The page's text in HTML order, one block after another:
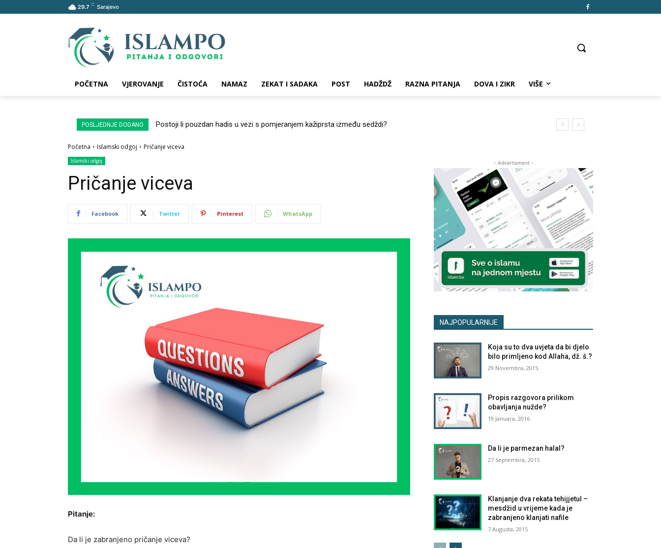
29.7 C Sarajevo
POČETNA VJEROVANJE ČISTOĆA NAMAZ ZEKAT I SADAKA POST HADŽDŽ RAZNA PITANJA DOVA I ZIKR VIŠE
POSLJEDNJE DODANO Postoji li pouzdan hadis u vezi s pomjeranjem kažiprsta između sedždi?
Početna Islamski odgoj Pričanje viceva
Islamski odgoj
Pričanje viceva
Facebook Twitter Pinterest WhatsApp
Pitanje:
Da li je zabranjeno pričanje viceva?
- Advertisment -
NAJPOPULARNIJE
Koja su to dva uvjeta da bi djelo
bilo primljeno kod Allaha, dž. š.?
29 Novembra, 2015
Propis razgovora prilikom
obavljanja nužde?
19 Januara, 2016
Da li je parmezan halal?
27 Septembra, 2015
Klanjanje dva rekata tehijjetul –
mesdžid u vrijeme kada je
zabranjeno klanjati nafile
7 Augusta, 2015